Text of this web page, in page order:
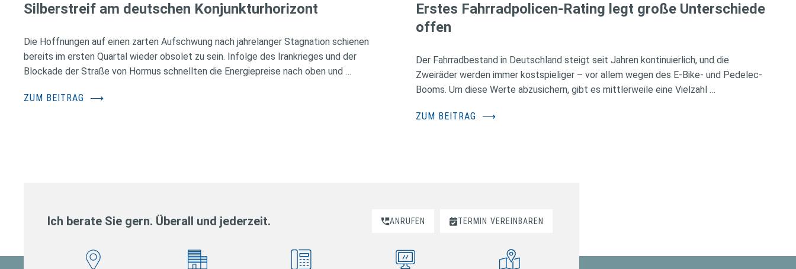
Silberstreif am deutschen Konjunkturhorizont
Die Hoffnungen auf einen zarten Aufschwung nach jahrelanger Stagnation schienen
bereits im ersten Quartal wieder obsolet zu sein. Infolge des Irankrieges und der
Blockade der Straße von Hormus schnellten die Energiepreise nach oben und …
ZUM BEITRAG ⟶
Erstes Fahrradpolicen-Rating legt große Unterschiede
offen
Der Fahrradbestand in Deutschland steigt seit Jahren kontinuierlich, und die
Zweiräder werden immer kostspieliger – vor allem wegen des E-Bike- und Pedelec-
Booms. Um diese Werte abzusichern, gibt es mittlerweile eine Vielzahl …
ZUM BEITRAG ⟶
Ich berate Sie gern. Überall und jederzeit. ANRUFEN TERMIN VEREINBAREN